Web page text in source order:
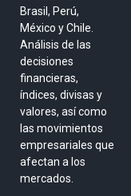
Brasil, Perú,
México y Chile.
Análisis de las
decisiones
financieras,
índices, divisas y
valores, así como
las movimientos
empresariales que
afectan a los
mercados.